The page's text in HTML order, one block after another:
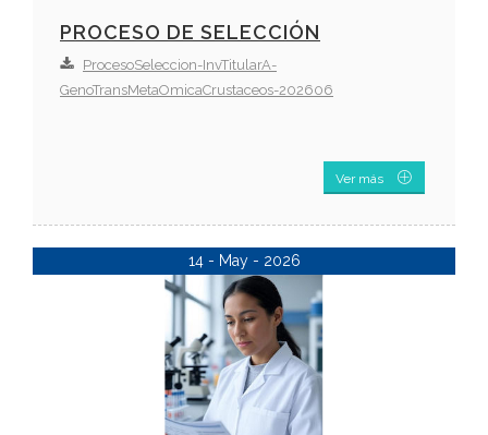
PROCESO DE SELECCIÓN
ProcesoSeleccion-InvTitularA-
GenoTransMetaOmicaCrustaceos-202606
Ver más
14 - May - 2026